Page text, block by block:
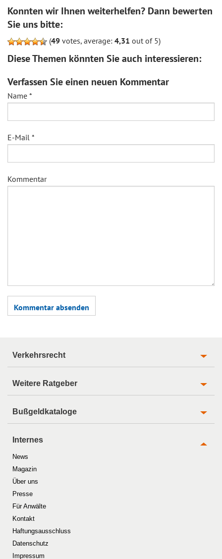
Konnten wir Ihnen weiterhelfen? Dann bewerten
Sie uns bitte:
(49 votes, average: 4,31 out of 5)
Diese Themen könnten Sie auch interessieren:
Verfassen Sie einen neuen Kommentar
Name *
E-Mail *
Kommentar
Verkehrsrecht
Weitere Ratgeber
Bußgeldkataloge
Internes
News
Magazin
Über uns
Presse
Für Anwälte
Kontakt
Haftungsausschluss
Datenschutz
Impressum